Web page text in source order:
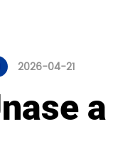
2026-04-21